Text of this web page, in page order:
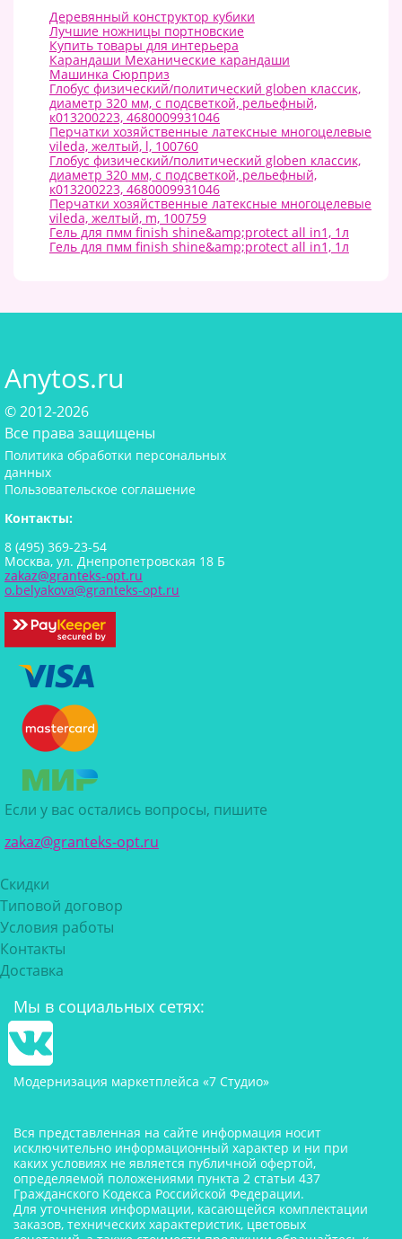
Деревянный конструктор кубики
Лучшие ножницы портновские
Купить товары для интерьера
Карандаши Механические карандаши
Машинка Сюрприз
Глобус физический/политический globen классик,
диаметр 320 мм, с подсветкой, рельефный,
к013200223, 4680009931046
Перчатки хозяйственные латексные многоцелевые
vileda, желтый, l, 100760
Глобус физический/политический globen классик,
диаметр 320 мм, с подсветкой, рельефный,
к013200223, 4680009931046
Перчатки хозяйственные латексные многоцелевые
vileda, желтый, m, 100759
Гель для пмм finish shine&amp;protect all in1, 1л
Гель для пмм finish shine&amp;protect all in1, 1л
Anytos.ru
© 2012-2026
Все права защищены
Политика обработки персональных
данных
Пользовательское соглашение
Контакты:
8 (495) 369-23-54
Москва, ул. Днепропетровская 18 Б
zakaz@granteks-opt.ru
o.belyakova@granteks-opt.ru
Если у вас остались вопросы, пишите
zakaz@granteks-opt.ru
Скидки
Типовой договор
Условия работы
Контакты
Доставка
Мы в социальных сетях:
Модернизация маркетплейса «7 Студио»
Вся представленная на сайте информация носит
исключительно информационный характер и ни при
каких условиях не является публичной офертой,
определяемой положениями пункта 2 статьи 437
Гражданского Кодекса Российской Федерации.
Для уточнения информации, касающейся комплектации
заказов, технических характеристик, цветовых